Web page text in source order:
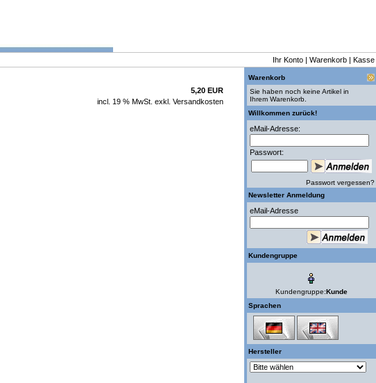
Ihr Konto | Warenkorb | Kasse
5,20 EUR
incl. 19 % MwSt. exkl. Versandkosten
Warenkorb
Sie haben noch keine Artikel in
Ihrem Warenkorb.
Willkommen zurück!
eMail-Adresse:
Passwort:
Passwort vergessen?
Newsletter Anmeldung
eMail-Adresse
Kundengruppe
Kundengruppe:Kunde
Sprachen
Hersteller